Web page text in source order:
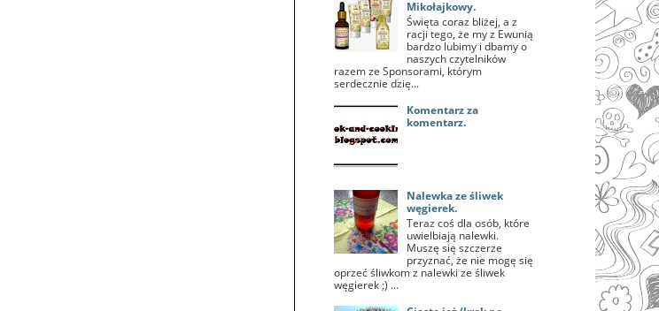
Mikołajkowy.
Święta coraz bliżej, a z
racji tego, że my z Ewunią
bardzo lubimy i dbamy o
naszych czytelników
razem ze Sponsorami, którym
serdecznie dzię...
Komentarz za
komentarz.
Nalewka ze śliwek
węgierek.
Teraz coś dla osób, które
uwielbiają nalewki.
Muszę się szczerze
przyznać, że nie mogę się
oprzeć śliwkom z nalewki ze śliwek
węgierek ;) ...